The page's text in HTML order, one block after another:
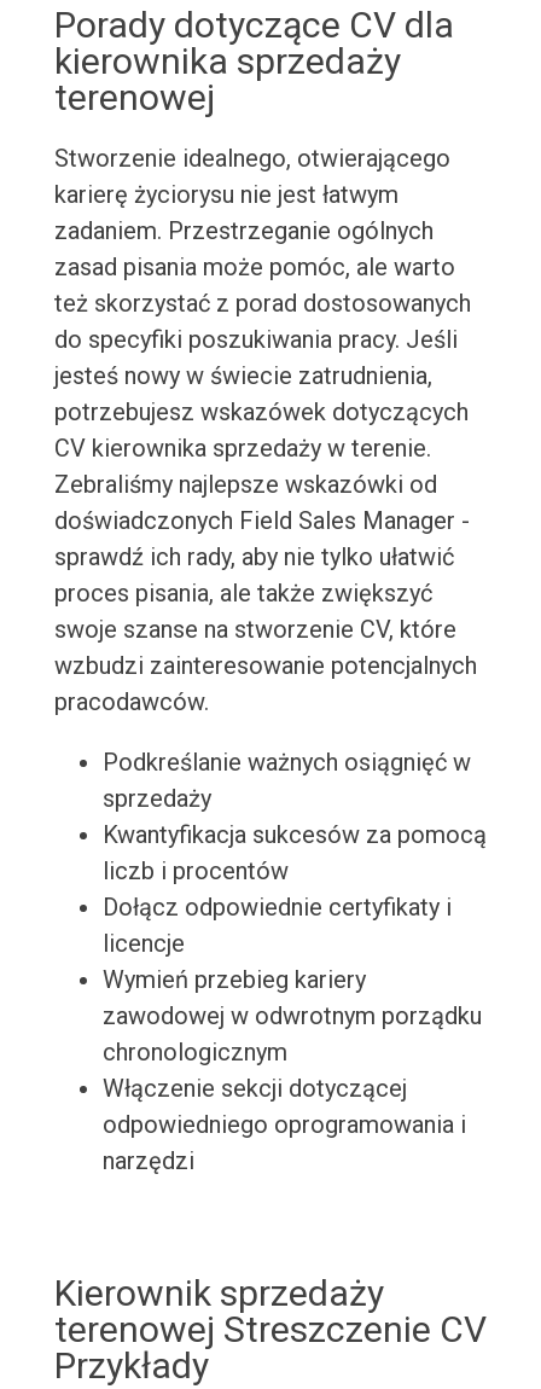
Porady dotyczące CV dla
kierownika sprzedaży
terenowej
Stworzenie idealnego, otwierającego
karierę życiorysu nie jest łatwym
zadaniem. Przestrzeganie ogólnych
zasad pisania może pomóc, ale warto
też skorzystać z porad dostosowanych
do specyfiki poszukiwania pracy. Jeśli
jesteś nowy w świecie zatrudnienia,
potrzebujesz wskazówek dotyczących
CV kierownika sprzedaży w terenie.
Zebraliśmy najlepsze wskazówki od
doświadczonych Field Sales Manager -
sprawdź ich rady, aby nie tylko ułatwić
proces pisania, ale także zwiększyć
swoje szanse na stworzenie CV, które
wzbudzi zainteresowanie potencjalnych
pracodawców.
Podkreślanie ważnych osiągnięć w
sprzedaży
Kwantyfikacja sukcesów za pomocą
liczb i procentów
Dołącz odpowiednie certyfikaty i
licencje
Wymień przebieg kariery
zawodowej w odwrotnym porządku
chronologicznym
Włączenie sekcji dotyczącej
odpowiedniego oprogramowania i
narzędzi
Kierownik sprzedaży
terenowej Streszczenie CV
Przykłady